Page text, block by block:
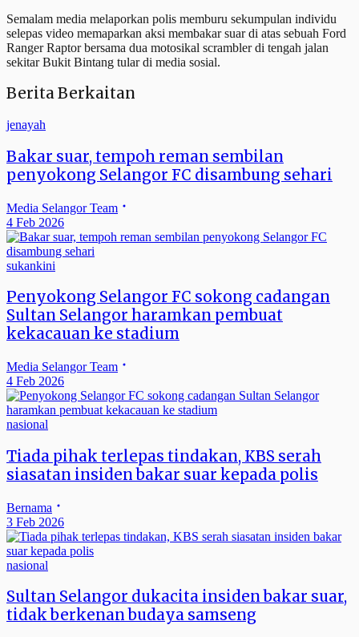
Semalam media melaporkan polis memburu sekumpulan individu
selepas video memaparkan aksi membakar suar di atas sebuah Ford
Ranger Raptor bersama dua motosikal scrambler di tengah jalan
sekitar Bukit Bintang tular di media sosial.
Berita Berkaitan
jenayah
Bakar suar, tempoh reman sembilan
penyokong Selangor FC disambung sehari
Media Selangor Team
4 Feb 2026
sukankini
Penyokong Selangor FC sokong cadangan
Sultan Selangor haramkan pembuat
kekacauan ke stadium
Media Selangor Team
4 Feb 2026
nasional
Tiada pihak terlepas tindakan, KBS serah
siasatan insiden bakar suar kepada polis
Bernama
3 Feb 2026
nasional
Sultan Selangor dukacita insiden bakar suar,
tidak berkenan budaya samseng